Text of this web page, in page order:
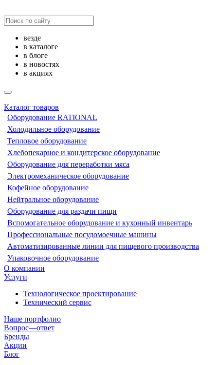
везде
в каталоге
в блоге
в новостях
в акциях
Каталог товаров
Оборудование RATIONAL
Холодильное оборудование
Тепловое оборудование
Хлебопекарное и кондитерское оборудование
Оборудование для переработки мяса
Электромеханическое оборудование
Кофейное оборудование
Нейтральное оборудование
Оборудование для раздачи пищи
Вспомогательное оборудование и кухонный инвентарь
Профессиональные посудомоечные машины
Автоматизированные линии для пищевого производства
Упаковочное оборудование
О компании
Услуги
Технологическое проектирование
Технический сервис
Наше портфолио
Вопрос—ответ
Бренды
Акции
Блог